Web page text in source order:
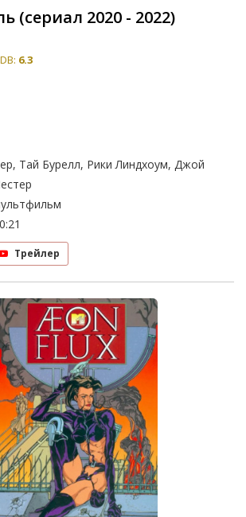
(сериал 2020 - 2022)
6.3
Тай Бурелл, Рики Линдхоум, Джой
Трейлер